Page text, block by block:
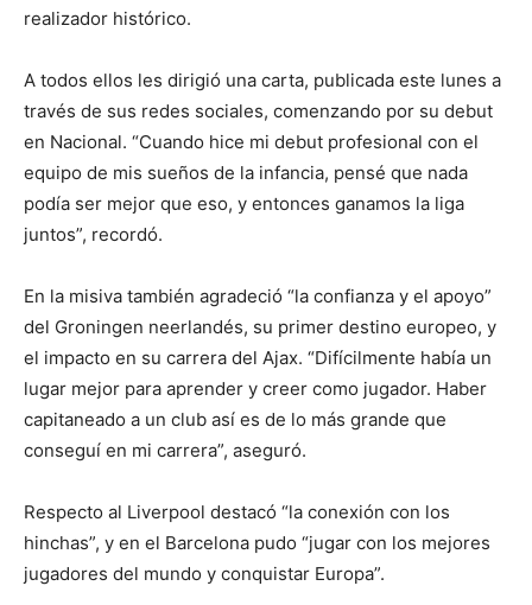
realizador histórico.
A todos ellos les dirigió una carta, publicada este lunes a
través de sus redes sociales, comenzando por su debut
en Nacional. “Cuando hice mi debut profesional con el
equipo de mis sueños de la infancia, pensé que nada
podía ser mejor que eso, y entonces ganamos la liga
juntos”, recordó.
En la misiva también agradeció “la confianza y el apoyo”
del Groningen neerlandés, su primer destino europeo, y
el impacto en su carrera del Ajax. “Difícilmente había un
lugar mejor para aprender y creer como jugador. Haber
capitaneado a un club así es de lo más grande que
conseguí en mi carrera”, aseguró.
Respecto al Liverpool destacó “la conexión con los
hinchas”, y en el Barcelona pudo “jugar con los mejores
jugadores del mundo y conquistar Europa”.